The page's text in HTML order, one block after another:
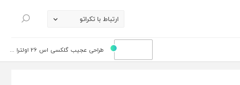
ارتباط با تکراتو
جستجو
طراحی عجیب گلکسی اس 26 اولترا ...